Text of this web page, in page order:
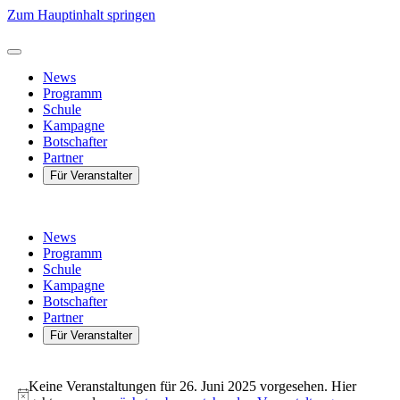
Zum Hauptinhalt springen
News
Programm
Schule
Kampagne
Botschafter
Partner
Für Veranstalter
News
Programm
Schule
Kampagne
Botschafter
Partner
Für Veranstalter
fürKeine Veranstaltungen für 26. Juni 2025 vorgesehen. Hier